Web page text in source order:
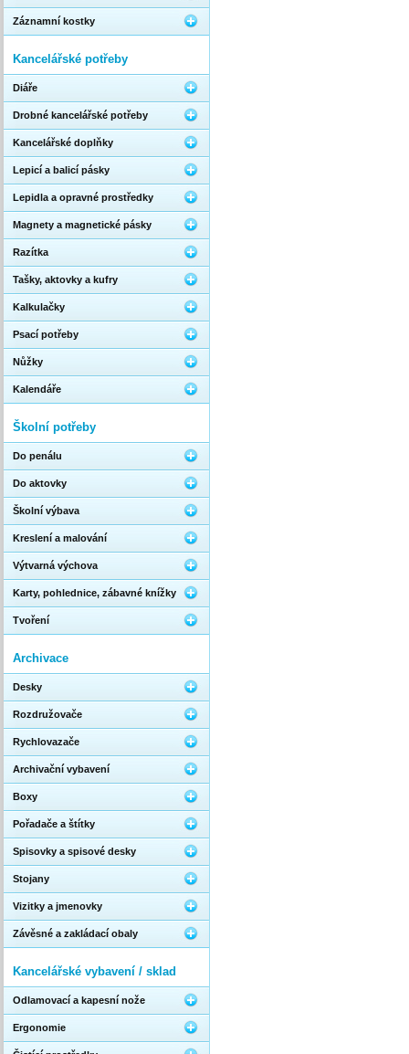
Záznamní kostky
Kancelářské potřeby
Diáře
Drobné kancelářské potřeby
Kancelářské doplňky
Lepicí a balicí pásky
Lepidla a opravné prostředky
Magnety a magnetické pásky
Razítka
Tašky, aktovky a kufry
Kalkulačky
Psací potřeby
Nůžky
Kalendáře
Školní potřeby
Do penálu
Do aktovky
Školní výbava
Kreslení a malování
Výtvarná výchova
Karty, pohlednice, zábavné knížky
Tvoření
Archivace
Desky
Rozdružovače
Rychlovazače
Archivační vybavení
Boxy
Pořadače a štítky
Spisovky a spisové desky
Stojany
Vizitky a jmenovky
Závěsné a zakládací obaly
Kancelářské vybavení / sklad
Odlamovací a kapesní nože
Ergonomie